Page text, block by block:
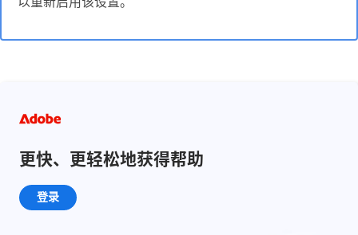
更快、更轻松地获得帮助
登录